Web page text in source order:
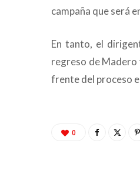
campaña que será
En tanto, el
regreso de Madero
frente del proceso
0